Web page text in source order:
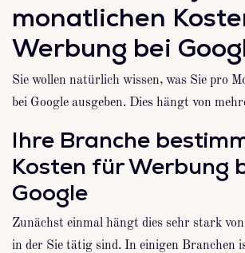
monatlichen
Werbung bei
Sie wollen natürlich wissen, was Sie pro
bei Google ausgeben. Dies hängt von
Ihre Branche
Kosten für Werbung
Google
Zunächst einmal hängt dies sehr stark
in der Sie tätig sind. In einigen Branchen